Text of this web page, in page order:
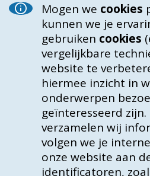
Mogen we cookies
kunnen we je
gebruiken cookies
vergelijkbare
website te
hiermee inzicht in
onderwerpen
geïnteresseerd zijn.
verzamelen wij
volgen we je
onze website aan
identificatoren,